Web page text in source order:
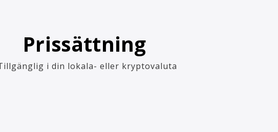
Prissättning
i din lokala- eller kryptovaluta